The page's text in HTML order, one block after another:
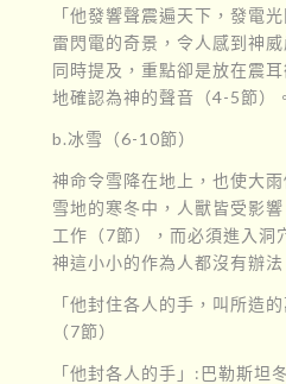
「他發響聲震遍天下，發電
雷閃電的奇景，令人感到神
同時提及，重點卻是放在震
地確認為神的聲音（4-5節）。
b.冰雪（6-10節）
神命令雪降在地上，也使大
雪地的寒冬中，人獸皆受影
工作（7節），而必須進入洞
神這小小的作為人都沒有辦
「他封住各人的手，叫所造
（7節）
「他封各人的手」:巴勒斯坦